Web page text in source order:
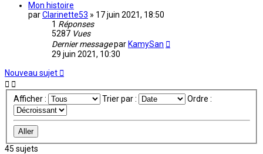
Mon histoire
parClarinette53 » 17 juin 2021, 18:50
1 Réponses
5287 Vues
Dernier messagepar KamySan
29 juin 2021, 10:30
Nouveau sujet
Afficher : Trier par : Ordre :
45 sujets